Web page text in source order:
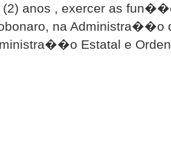
anos , exercer as
na Administra��o
Estatal e